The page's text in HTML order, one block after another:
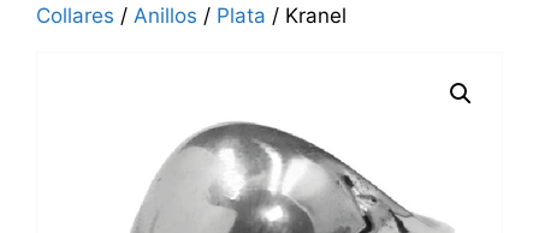
Collares / Anillos / Plata / Kranel